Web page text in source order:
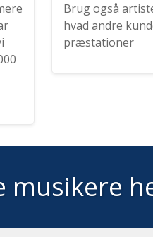
Brug også
hvad andre
præstationer
musikere